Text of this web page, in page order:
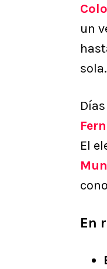
un
sola.
El
En